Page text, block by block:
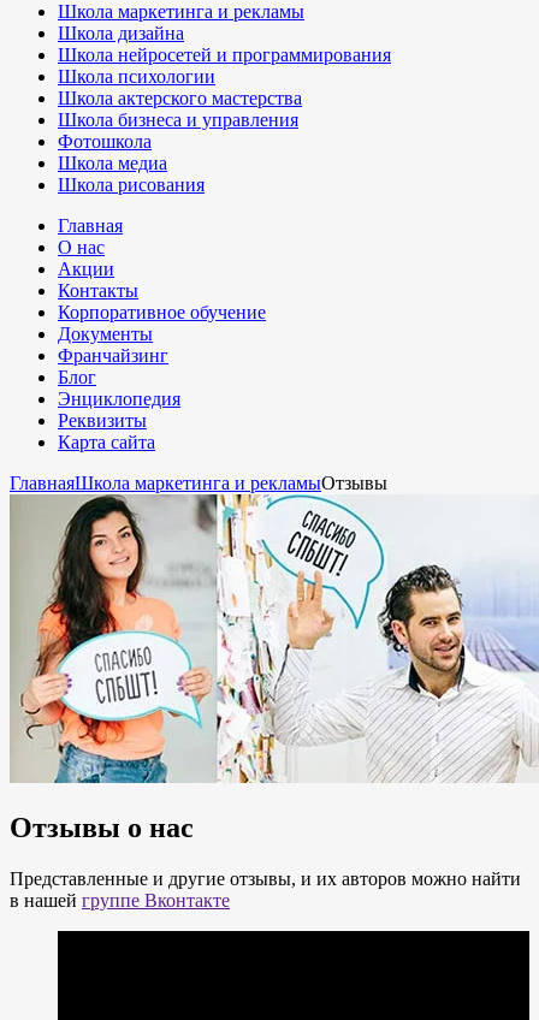
Школа маркетинга и рекламы
Школа дизайна
Школа нейросетей и программирования
Школа психологии
Школа актерского мастерства
Школа бизнеса и управления
Фотошкола
Школа медиа
Школа рисования
Главная
О нас
Акции
Контакты
Корпоративное обучение
Документы
Франчайзинг
Блог
Энциклопедия
Реквизиты
Карта сайта
ГлавнаяШкола маркетинга и рекламыОтзывы
Отзывы о нас
Представленные и другие отзывы, и их авторов можно найти
в нашей группе Вконтакте